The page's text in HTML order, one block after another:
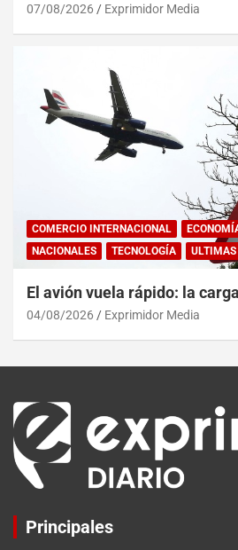
07/08/2026 Exprimidor Media
COMERCIO INTERNACIONAL
NACIONALES
TECNOLOGÍA
El avión vuela rápido: la
04/08/2026 Exprimidor Media
Principales